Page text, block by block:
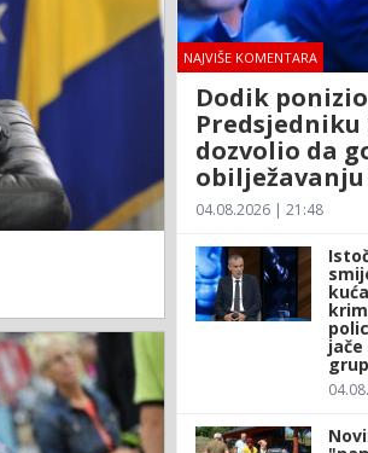
NAJVIŠE KOMENTARA
Dodik
Predsjedniku
dozvolio da
04.08.2026 | 21:48